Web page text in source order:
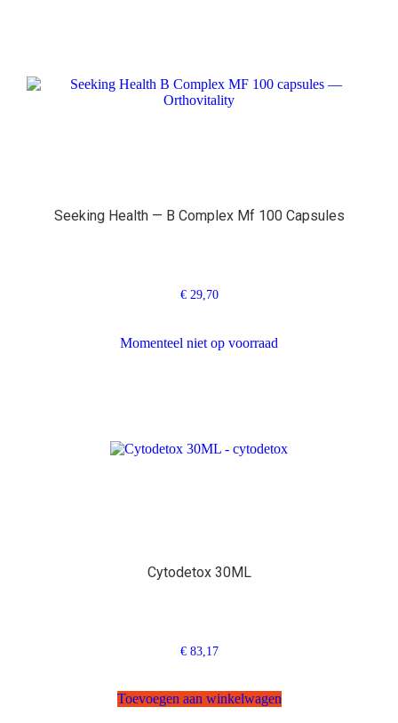
Seeking Health — B Complex Mf 100 Capsules
€29,70
Momenteel niet op voorraad
Cytodetox 30ML
€83,17
Toevoegen aan winkelwagen